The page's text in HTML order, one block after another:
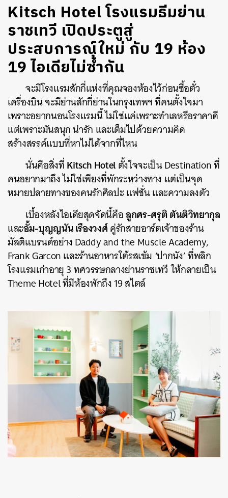
Kitsch Hotel โรงแรมธีมย่าน
ราชเทวี เปิดประตูสู่
ประสบการณ์ใหม่ กับ 19 ห้อง
19 ไอเดียไม่ซ้ำกัน
จะมีโรงแรมสักกี่แห่งที่คุณจองห้องไว้ก่อนซื้อตั๋ว
เครื่องบิน จะมีย่านสักกี่ย่านในกรุงเทพฯ ที่คนตั้งใจมา
เพราะอยากนอนโรงแรมนี้ ไม่ใช่แค่เพราะทำเลหรือราคาดี
แต่เพราะมันสนุก น่ารัก และเต็มไปด้วยความคิด
สร้างสรรค์แบบที่หาไม่ได้จากที่ไหน
นั่นคือสิ่งที่Kitsch Hotelตั้งใจจะเป็น Destination ที่
คนอยากมาถึง ไม่ใช่เพียงที่พักระหว่างทาง แต่เป็นจุด
หมายปลายทางของคนรักศิลปะ แฟชั่น และความลงตัว
เบื้องหลังไอเดียสุดจัดนี้คือลูกศร-ศรุติ ตันติวิทยากุล
และอั้ม-บุญญนัน เรืองวงศ์คู่รักสายอาร์ตเจ้าของร้าน
มัลติแบรนด์อย่าง Daddy and the Muscle Academy,
Frank Garcon และร้านอาหารใต้รสเข้ม ‘ปากนัง’ ที่พลิก
โรงแรมเก่าอายุ 3 ทศวรรษกลางย่านราชเทวี ให้กลายเป็น
Theme Hotel ที่มีห้องพักถึง 19 สไตล์